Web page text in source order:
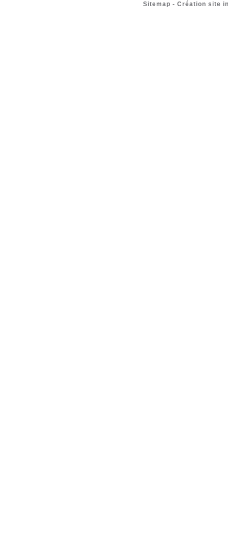
Sitemap - Création site